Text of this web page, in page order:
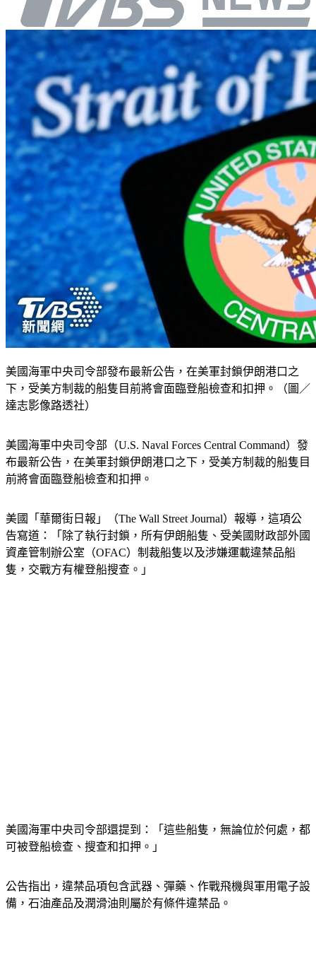
下，受美方制裁的船隻目前將會面臨登船檢查和扣押。（圖／
達志影像路透社）
布最新公告，在美軍封鎖伊朗港口之下，受美方制裁的船隻目
前將會面臨登船檢查和扣押。
告寫道：「除了執行封鎖，所有伊朗船隻、受美國財政部外國
資產管制辦公室（OFAC）制裁船隻以及涉嫌運載違禁品船
隻，交戰方有權登船搜查。」
可被登船檢查、搜查和扣押。」
備，石油產品及潤滑油則屬於有條件違禁品。